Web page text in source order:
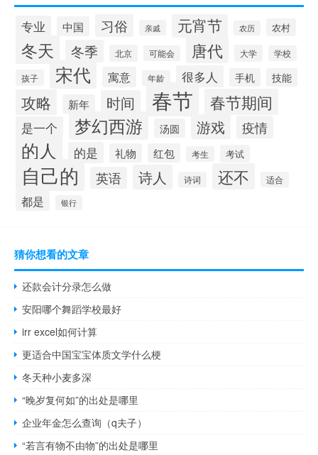
专业 中国 习俗 亲戚 元宵节 农历 农村
冬天 冬季 北京 可能会 唐代 大学 学校
孩子 宋代 寓意 年龄 很多人 手机 技能
攻略 新年 时间 春节 春节期间
是一个 梦幻西游 汤圆 游戏 疫情
的人 的是 礼物 红包 考生 考试
自己的 英语 诗人 诗词 还不 适合
都是 银行
猜你想看的文章
还款会计分录怎么做
安阳哪个舞蹈学校最好
irr excel如何计算
更适合中国宝宝体质文学什么梗
冬天种小麦多深
“晚岁复何如”的出处是哪里
企业年金怎么查询（q夫子）
“若言有物不由物”的出处是哪里